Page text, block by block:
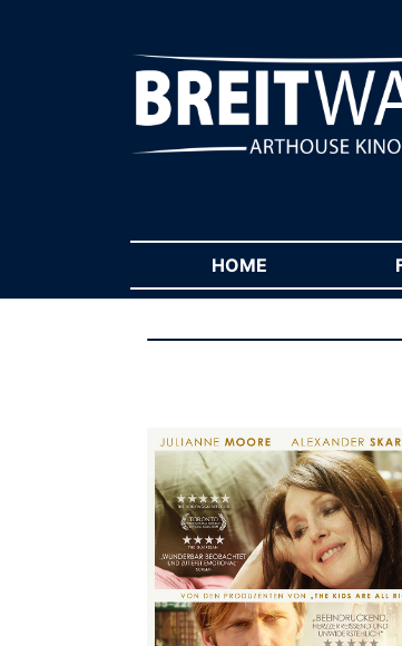
HOME